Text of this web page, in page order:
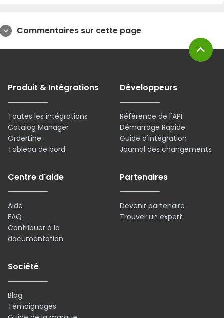
expand_more Commentaires sur cette page
Produit & Intégrations
Toutes les intégrations
Catalog Manager
OrderLine
Tableau de bord
Développeurs
Référence de l'API
Démarrage Rapide
Guide d'Intégration
Journal des changements
Centre d'aide
Aide
FAQ
Contribuer à la
documentation
Partenaires
Devenir partenaire
Trouver un expert
Société
Blog
Témoignages
expand_less